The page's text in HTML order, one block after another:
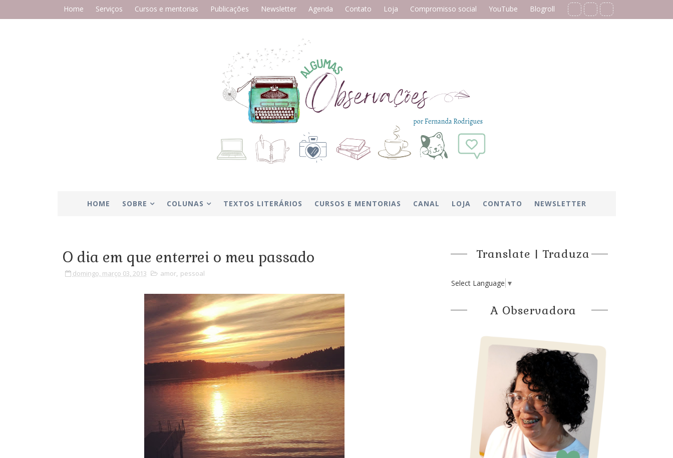
Home Serviços Cursos e mentorias Publicações Newsletter Agenda Contato Loja Compromisso social YouTube Blogroll
HOME SOBRE COLUNAS TEXTOS LITERÁRIOS CURSOS E MENTORIAS CANAL LOJA CONTATO NEWSLETTER
O dia em que enterrei o meu passado
domingo, março 03, 2013 amor, pessoal
Translate | Traduza
Select Language ▼
A Observadora